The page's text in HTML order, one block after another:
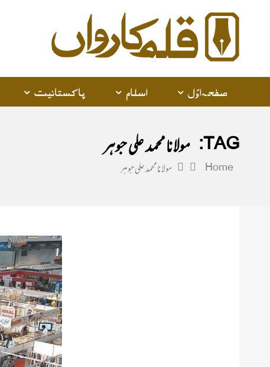
Karwan
صفحہ اوّل اسلام پاکستانیت
TAG: مولانا محمد علی جوہر
Home مولانا محمد علی جوہر